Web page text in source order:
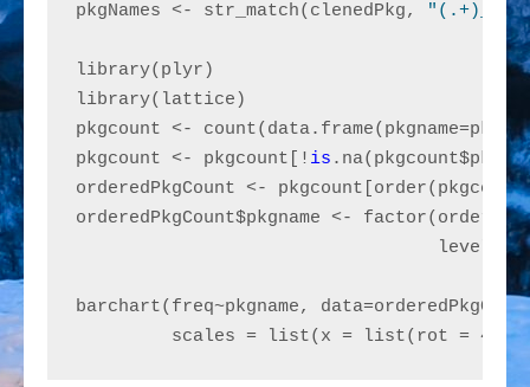
pkgNames <- str_match(clenedPkg, "(.+)_.+"
library(plyr)
library(lattice)
pkgcount <-
pkgcount <- pkgcount[! is
orderedPkgCount <-
orderedPkgCount$pkgname <-
barchart(freq~pkgname,
scales = list(x = list(rot = 45,